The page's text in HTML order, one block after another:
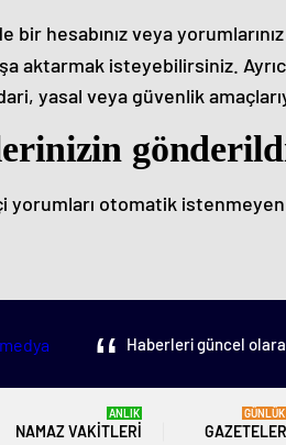
bir hesabınız veya
aktarmak isteyebilirsiniz.
yasal veya güvenlik
yorumları otomatik
Haberleri güncel
NAMAZ VAKITLERI
ANLIK
GAZETELER
GÜNLÜK